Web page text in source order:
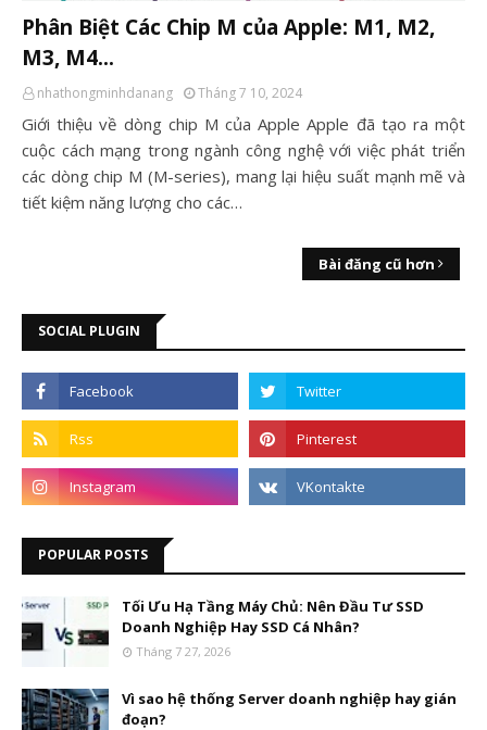
Phân Biệt Các Chip M của Apple: M1, M2,
M3, M4...
nhathongminhdanang Tháng 7 10, 2024
Giới thiệu về dòng chip M của Apple Apple đã tạo ra một
cuộc cách mạng trong ngành công nghệ với việc phát triển
các dòng chip M (M-series), mang lại hiệu suất mạnh mẽ và
tiết kiệm năng lượng cho các…
Bài đăng cũ hơn
SOCIAL PLUGIN
POPULAR POSTS
Tối Ưu Hạ Tầng Máy Chủ: Nên Đầu Tư SSD
Doanh Nghiệp Hay SSD Cá Nhân?
Tháng 7 27, 2026
Vì sao hệ thống Server doanh nghiệp hay gián
đoạn?